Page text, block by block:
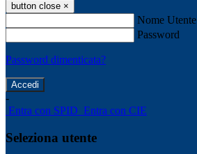
button close ×
Nome Utente
Password
Password dimenticata?
-
Entra con SPID Entra con CIE
Seleziona utente